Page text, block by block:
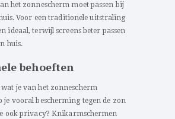
het zonnescherm moet passen bij
Voor een traditionele uitstraling
ideaal, terwijl screens beter passen
huis.
behoeften
je van het zonnescherm
je vooral bescherming tegen de zon
ook privacy? Knikarmschermen